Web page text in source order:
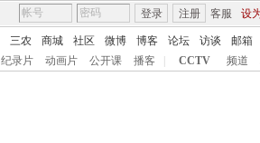
客服 设
登录 注册
三农 商城 社区 微博 博客 论坛 访谈 邮箱
纪录片 动画片 公开课 播客 CCTV 频道